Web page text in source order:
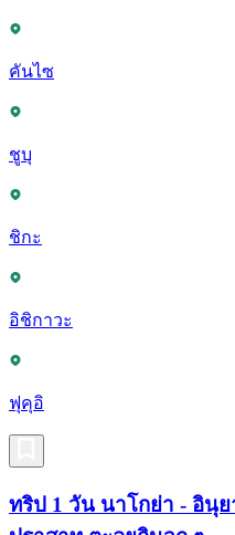
คันไซ
ชูบุ
ชิกะ
อิชิกาวะ
ฟุคุอิ
ทริป 1 วัน นาโกย่า - อินุ